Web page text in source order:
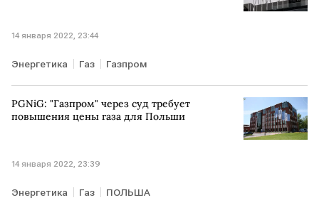
14 января 2022, 23:44
Энергетика Газ Газпром
PGNiG: "Газпром" через суд требует
повышения цены газа для Польши
14 января 2022, 23:39
Энергетика Газ ПОЛЬША